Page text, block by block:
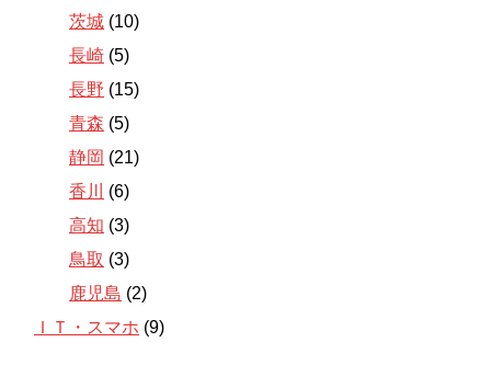
茨城 (10)
長崎 (5)
長野 (15)
青森 (5)
静岡 (21)
香川
(6)
高知 (3)
鳥取 (3)
鹿児島 (2)
ＩＴ・スマホ (9)